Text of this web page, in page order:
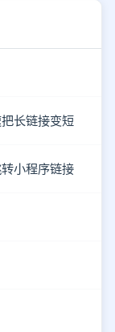
长链接变短
小程序链接